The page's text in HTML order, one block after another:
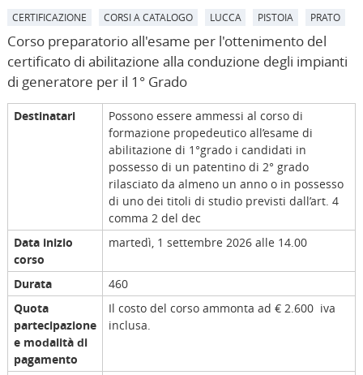
CERTIFICAZIONE CORSI A CATALOGO LUCCA PISTOIA PRATO
Corso preparatorio all'esame per l'ottenimento del
certificato di abilitazione alla conduzione degli impianti
di generatore per il 1° Grado
Destinatari
Possono essere ammessi al corso di
formazione propedeutico all’esame di
abilitazione di 1°grado i candidati in
possesso di un patentino di 2° grado
rilasciato da almeno un anno o in possesso
di uno dei titoli di studio previsti dall’art. 4
comma 2 del dec
Data inizio
corso
martedì, 1 settembre 2026 alle 14.00
Durata
460
Quota
partecipazione
e modalità di
pagamento
Il costo del corso ammonta ad € 2.600 iva
inclusa.